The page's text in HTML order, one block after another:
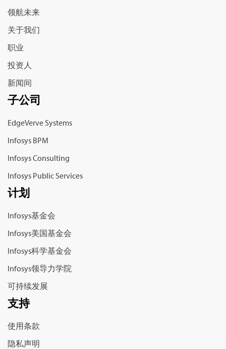
领航未来
关于我们
职业
投资人
新闻间
子公司
EdgeVerve Systems
Infosys BPM
Infosys Consulting
Infosys Public Services
计划
Infosys基金会
Infosys美国基金会
Infosys科学基金会
Infosys领导力学院
可持续发展
支持
使用条款
隐私声明